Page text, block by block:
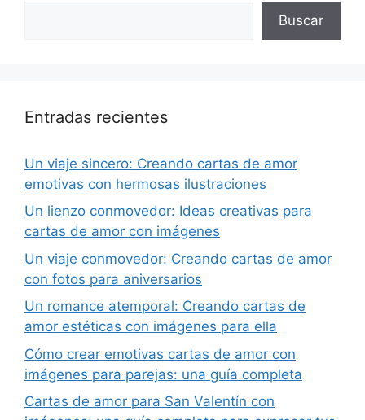
Buscar
Entradas recientes
Un viaje sincero: Creando cartas de amor
emotivas con hermosas ilustraciones
Un lienzo conmovedor: Ideas creativas para
cartas de amor con imágenes
Un viaje conmovedor: Creando cartas de amor
con fotos para aniversarios
Un romance atemporal: Creando cartas de
amor estéticas con imágenes para ella
Cómo crear emotivas cartas de amor con
imágenes para parejas: una guía completa
Cartas de amor para San Valentín con